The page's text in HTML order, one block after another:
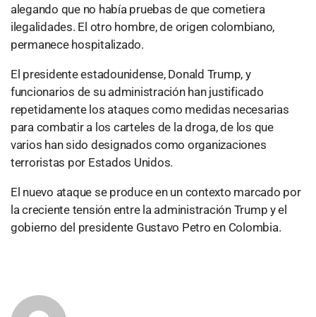
alegando que no había pruebas de que cometiera
ilegalidades. El otro hombre, de origen colombiano,
permanece hospitalizado.
El presidente estadounidense, Donald Trump, y
funcionarios de su administración han justificado
repetidamente los ataques como medidas necesarias
para combatir a los carteles de la droga, de los que
varios han sido designados como organizaciones
terroristas por Estados Unidos.
El nuevo ataque se produce en un contexto marcado por
la creciente tensión entre la administración Trump y el
gobierno del presidente Gustavo Petro en Colombia.